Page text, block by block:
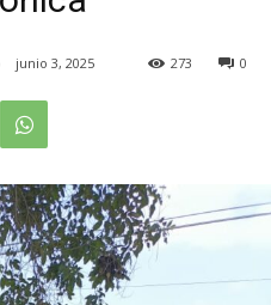
junio 3, 2025 0
273